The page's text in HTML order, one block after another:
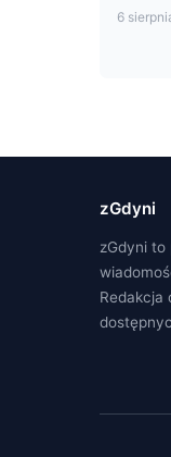
6
zGdyni
zGdyni to
Redakcja